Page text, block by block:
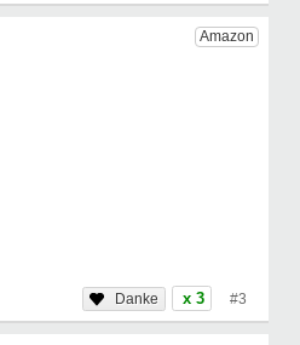
x 3 #3